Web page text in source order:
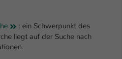
: ein Schwerpunkt des
liegt auf der Suche nach